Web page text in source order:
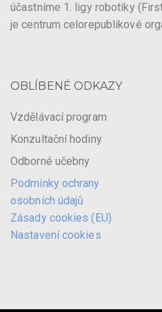
účastníme 1. ligy robotiky
je centrum celorepublikové
OBLÍBENÉ ODKAZY
Vzdělávací program
Konzultační hodiny
Odborné učebny
Podmínky ochrany
osobních údajů
Zásady cookies (EU)
Nastavení cookies